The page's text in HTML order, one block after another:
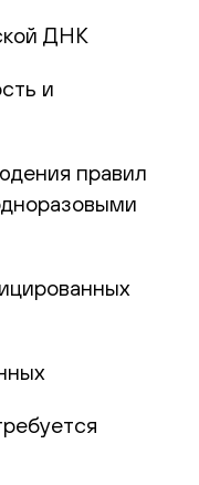
ДНК
и
правил